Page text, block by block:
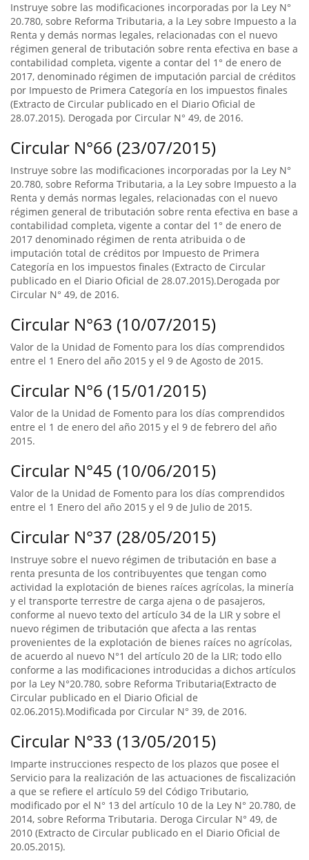
Instruye sobre las modificaciones incorporadas por la Ley N°
20.780, sobre Reforma Tributaria, a la Ley sobre Impuesto a la
Renta y demás normas legales, relacionadas con el nuevo
régimen general de tributación sobre renta efectiva en base a
contabilidad completa, vigente a contar del 1° de enero de
2017, denominado régimen de imputación parcial de créditos
por Impuesto de Primera Categoría en los impuestos finales
(Extracto de Circular publicado en el Diario Oficial de
28.07.2015). Derogada por Circular N° 49, de 2016.
Circular N°66 (23/07/2015)
Instruye sobre las modificaciones incorporadas por la Ley N°
20.780, sobre Reforma Tributaria, a la Ley sobre Impuesto a la
Renta y demás normas legales, relacionadas con el nuevo
régimen general de tributación sobre renta efectiva en base a
contabilidad completa, vigente a contar del 1° de enero de
2017 denominado régimen de renta atribuida o de
imputación total de créditos por Impuesto de Primera
Categoría en los impuestos finales (Extracto de Circular
publicado en el Diario Oficial de 28.07.2015).Derogada por
Circular N° 49, de 2016.
Circular N°63 (10/07/2015)
Valor de la Unidad de Fomento para los días comprendidos
entre el 1 Enero del año 2015 y el 9 de Agosto de 2015.
Circular N°6 (15/01/2015)
Valor de la Unidad de Fomento para los días comprendidos
entre el 1 de enero del año 2015 y el 9 de febrero del año
2015.
Circular N°45 (10/06/2015)
Valor de la Unidad de Fomento para los días comprendidos
entre el 1 Enero del año 2015 y el 9 de Julio de 2015.
Circular N°37 (28/05/2015)
Instruye sobre el nuevo régimen de tributación en base a
renta presunta de los contribuyentes que tengan como
actividad la explotación de bienes raíces agrícolas, la minería
y el transporte terrestre de carga ajena o de pasajeros,
conforme al nuevo texto del artículo 34 de la LIR y sobre el
nuevo régimen de tributación que afecta a las rentas
provenientes de la explotación de bienes raíces no agrícolas,
de acuerdo al nuevo N°1 del artículo 20 de la LIR; todo ello
conforme a las modificaciones introducidas a dichos artículos
por la Ley N°20.780, sobre Reforma Tributaria(Extracto de
Circular publicado en el Diario Oficial de
02.06.2015).Modificada por Circular N° 39, de 2016.
Circular N°33 (13/05/2015)
Imparte instrucciones respecto de los plazos que posee el
Servicio para la realización de las actuaciones de fiscalización
a que se refiere el artículo 59 del Código Tributario,
modificado por el N° 13 del artículo 10 de la Ley N° 20.780, de
2014, sobre Reforma Tributaria. Deroga Circular N° 49, de
2010 (Extracto de Circular publicado en el Diario Oficial de
20.05.2015).